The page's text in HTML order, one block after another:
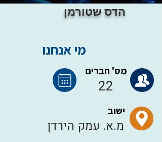
הדס שטורמן
מי אנחנו
מס' חברים
22
ישוב
מ.א. עמק הירדן